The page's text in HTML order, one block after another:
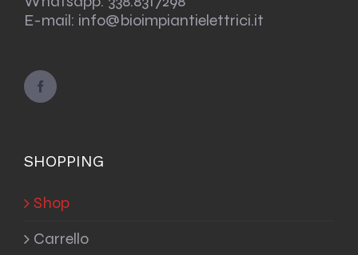
E-mail: info@bioimpiantielettrici.it
SHOPPING
Shop
Carrello